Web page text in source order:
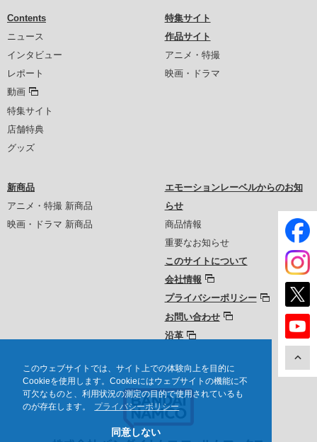
このウェブサイトでは、サイト上での体験向上を目的に
Cookieを使用します。Cookieにはウェブサイトの機能に不
可欠なものと、利用状況の測定の目的で使用されているも
のが存在します。
プライバシーポリシー
同意しない
Contents
ニュース
インタビュー
レポート
動画
特集サイト
店舗特典
グッズ
特集サイト
作品サイト
アニメ・特撮
映画・ドラマ
新商品
アニメ・特撮 新商品
映画・ドラマ 新商品
エモーションレーベルからのお知
らせ
商品情報
重要なお知らせ
このサイトについて
会社情報
プライバシーポリシー
お問い合わせ
沿革